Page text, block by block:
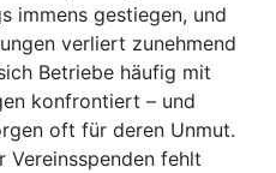
immens gestiegen, und
verliert zunehmend
Betriebe häufig mit
konfrontiert – und
oft für deren Unmut.
Vereinsspenden fehlt